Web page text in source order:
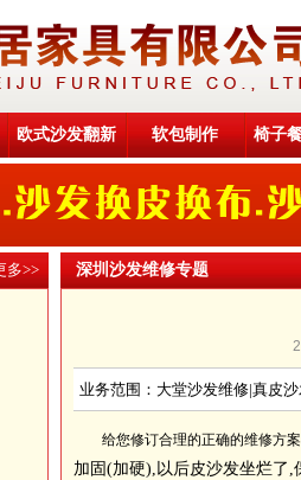
欧式沙发翻新 软包制作 椅子
多>> 深圳沙发维修专题
业务范围：大堂沙发维修|真皮
给您修订合理的正确的维修方
加固(加硬),以后皮沙发坐烂了,